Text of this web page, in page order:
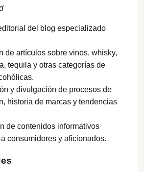
del blog especializado
de artículos sobre vinos, whisky,
tequila y otras categorías de
y divulgación de procesos de
historia de marcas y tendencias
de contenidos informativos
consumidores y aficionados.